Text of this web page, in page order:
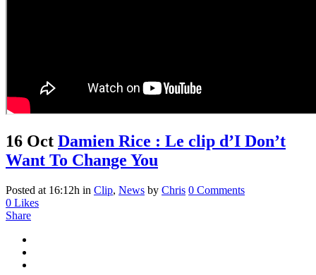
16 Oct Damien Rice : Le clip d’I Don’t
Want To Change You
Posted at 16:12h in Clip, News by Chris 0 Comments
0 Likes
Share